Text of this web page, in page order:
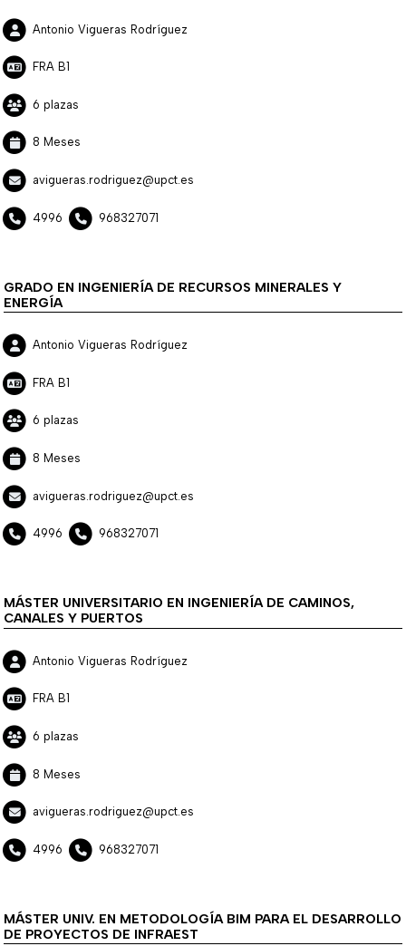
Antonio Vigueras Rodríguez
FRA B1
6 plazas
8 Meses
avigueras.rodriguez@upct.es
4996 968327071
GRADO EN INGENIERÍA DE RECURSOS MINERALES Y
ENERGÍA
Antonio Vigueras Rodríguez
FRA B1
6 plazas
8 Meses
avigueras.rodriguez@upct.es
4996 968327071
MÁSTER UNIVERSITARIO EN INGENIERÍA DE CAMINOS,
CANALES Y PUERTOS
Antonio Vigueras Rodríguez
FRA B1
6 plazas
8 Meses
avigueras.rodriguez@upct.es
4996 968327071
MÁSTER UNIV. EN METODOLOGÍA BIM PARA EL DESARROLLO
DE PROYECTOS DE INFRAEST